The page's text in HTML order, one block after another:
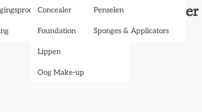
Concealer
Foundation
Lippen
Oog Make-up
Penselen
Sponges & Applicators
Super Coverage Concealer